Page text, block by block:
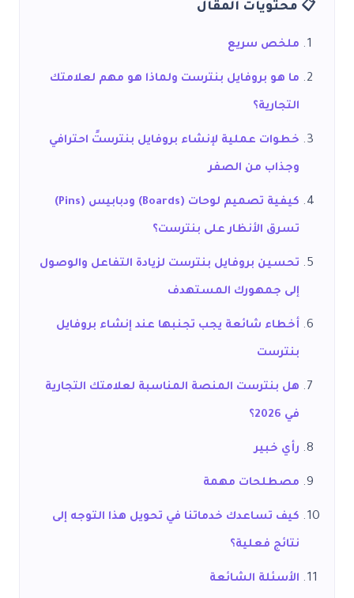
📋 محتويات المقال
ملخص سريع
ما هو بروفايل بنترست ولماذا هو مهم لعلامتك
التجارية؟
خطوات عملية لإنشاء بروفايل بنترستً احترافي
وجذاب من الصفر
كيفية تصميم لوحات (Boards) ودبابيس (Pins)
تسرق الأنظار على بنترست؟
تحسين بروفايل بنترست لزيادة التفاعل والوصول
إلى جمهورك المستهدف
أخطاء شائعة يجب تجنبها عند إنشاء بروفايل
بنترست
هل بنترست المنصة المناسبة لعلامتك التجارية
في 2026؟
رأي خبير
مصطلحات مهمة
كيف تساعدك خدماتنا في تحويل هذا التوجه إلى
نتائج فعلية؟
الأسئلة الشائعة